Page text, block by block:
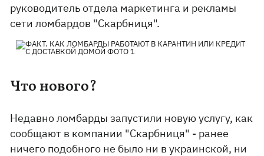
руководитель отдела маркетинга и рекламы
сети ломбардов "Скарбниця".
Что нового?
Недавно ломбарды запустили новую услугу, как
сообщают в компании "Скарбниця" - ранее
ничего подобного не было ни в украинской, ни